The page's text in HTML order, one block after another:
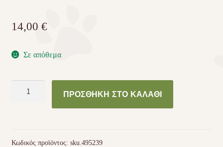
14,00 €
Σε απόθεμα
ΠΡΟΣΘΉΚΗ ΣΤΟ ΚΑΛΆΘΙ
Κωδικός προϊόντος: sku.495239